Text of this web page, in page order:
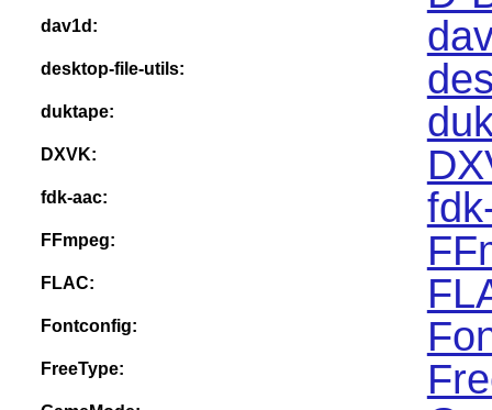
dav1d:
desktop-file-utils:
duktape:
DXVK:
fdk-aac:
FFmpeg:
FLAC:
Fontconfig:
FreeType: